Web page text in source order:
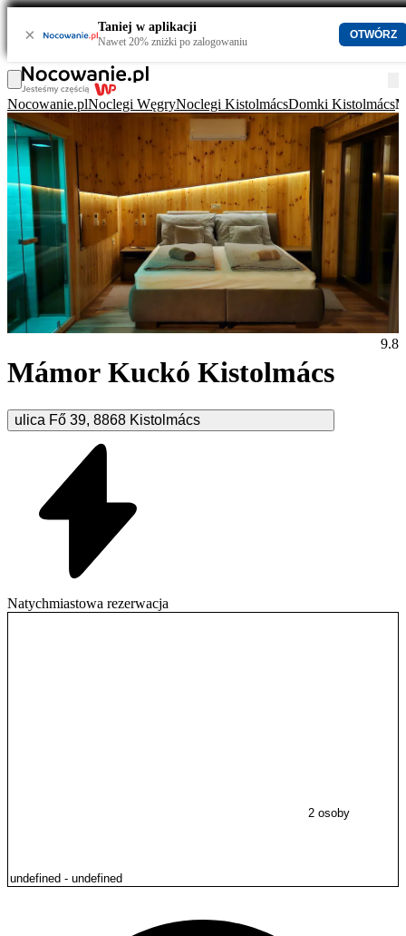
× Taniej w aplikacji
Nawet 20% zniżki po zalogowaniu
OTWÓRZ
Nocowanie.plNoclegi WęgryNoclegi KistolmácsDomki Kistolmács
Mámor Kuckó Kistolmács
ulica Fő 39, 8868 Kistolmács
9.8
Natychmiastowa rezerwacja
2 osoby